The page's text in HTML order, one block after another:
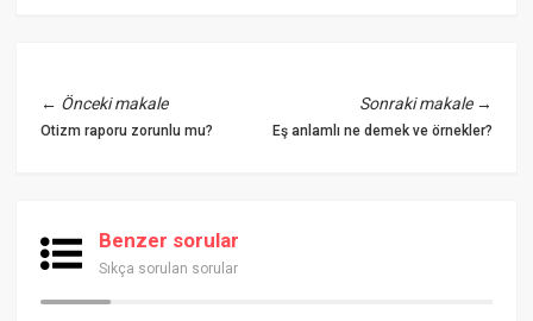
← Önceki makale
Otizm raporu zorunlu mu?
Sonraki makale→
Eş anlamlı ne demek ve örnekler?
Benzer sorular
Sıkça sorulan sorular